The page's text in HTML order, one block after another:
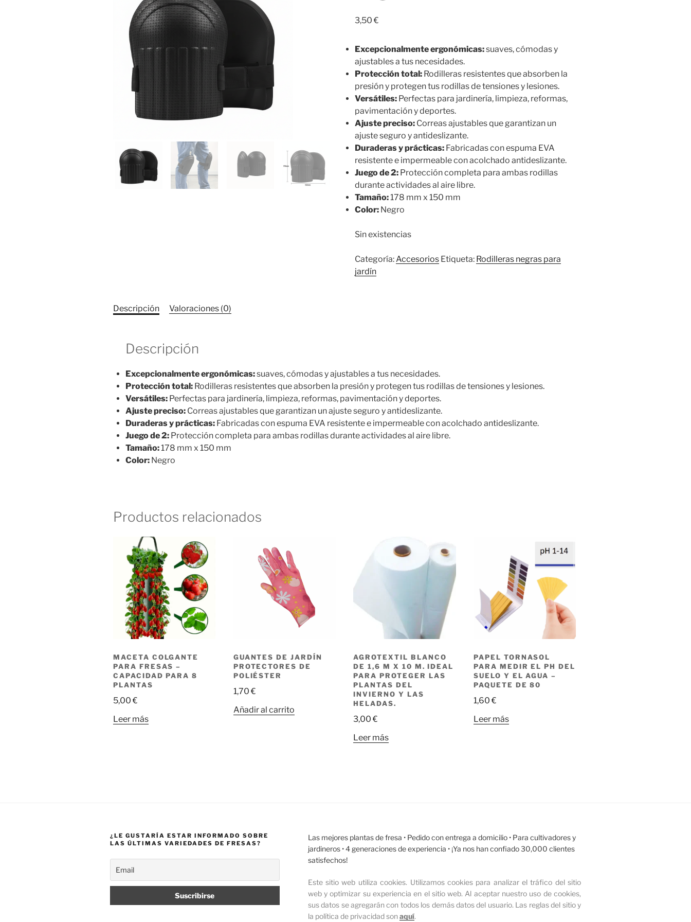
3,50€
Excepcionalmente ergonómicas:suaves, cómodas y
ajustables a tus necesidades.
Protección total: Rodilleras resistentes que absorben la
presión y protegen tus rodillas de tensiones y lesiones.
Versátiles: Perfectas para jardinería, limpieza, reformas,
pavimentación y deportes.
Ajuste preciso: Correas ajustables que garantizan un
ajuste seguro y antideslizante.
Duraderas y prácticas: Fabricadas con espuma EVA
resistente e impermeable con acolchado antideslizante.
Juego de 2: Protección completa para ambas rodillas
durante actividades al aire libre.
Tamaño: 178 mm x 150 mm
Color: Negro
Sin existencias
Categoría: Accesorios Etiqueta: Rodilleras negras para
jardín
Descripción Valoraciones (0)
Descripción
Excepcionalmente ergonómicas:suaves, cómodas y ajustables a tus necesidades.
Protección total: Rodilleras resistentes que absorben la presión y protegen tus rodillas de tensiones y lesiones.
Versátiles: Perfectas para jardinería, limpieza, reformas, pavimentación y deportes.
Ajuste preciso: Correas ajustables que garantizan un ajuste seguro y antideslizante.
Duraderas y prácticas: Fabricadas con espuma EVA resistente e impermeable con acolchado antideslizante.
Juego de 2: Protección completa para ambas rodillas durante actividades al aire libre.
Tamaño:178 mm x 150 mm
Color: Negro
Productos relacionados
MACETA COLGANTE
PARA FRESAS –
CAPACIDAD PARA 8
PLANTAS
5,00€
Leer más
GUANTES DE JARDÍN
PROTECTORES DE
POLIÉSTER
1,70€
Añadir al carrito
AGROTEXTIL BLANCO
DE 1,6 M X 10 M. IDEAL
PARA PROTEGER LAS
PLANTAS DEL
INVIERNO Y LAS
HELADAS.
3,00€
Leer más
PAPEL TORNASOL
PARA MEDIR EL PH DEL
SUELO Y EL AGUA –
PAQUETE DE 80
1,60€
Leer más
¿LE GUSTARÍA ESTAR INFORMADO SOBRE
LAS ÚLTIMAS VARIEDADES DE FRESAS?
Las mejores plantas de fresa • Pedido con entrega a domicilio • Para cultivadores y
jardineros • 4 generaciones de experiencia • ¡Ya nos han confiado 30,000 clientes
satisfechos!
Este sitio web utiliza cookies. Utilizamos cookies para analizar el tráfico del sitio
web y optimizar su experiencia en el sitio web. Al aceptar nuestro uso de cookies,
sus datos se agregarán con todos los demás datos del usuario. Las reglas del sitio y
la política de privacidad sonaquí.